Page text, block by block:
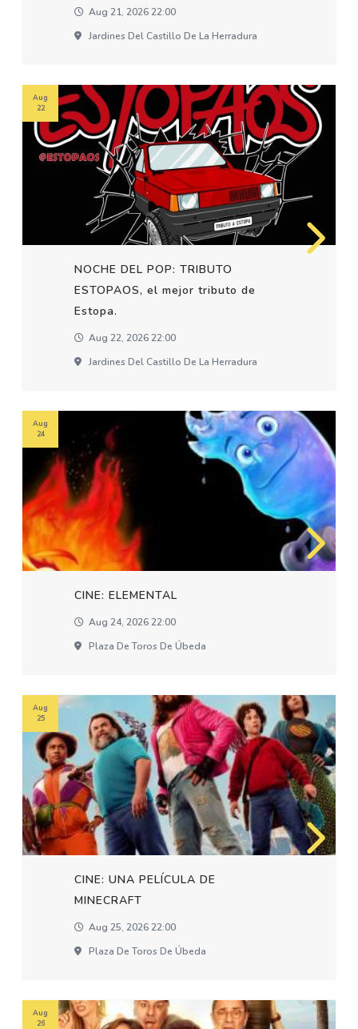
Aug 21, 2026 22:00
Jardines Del Castillo De La Herradura
NOCHE DEL POP: TRIBUTO
ESTOPAOS, el mejor tributo de
Estopa.
Aug 22, 2026 22:00
Jardines Del Castillo De La Herradura
Aug
22
CINE: ELEMENTAL
Aug 24, 2026 22:00
Plaza De Toros De Úbeda
Aug
24
CINE: UNA PELÍCULA DE
MINECRAFT
Aug 25, 2026 22:00
Plaza De Toros De Úbeda
Aug
25
Aug
26